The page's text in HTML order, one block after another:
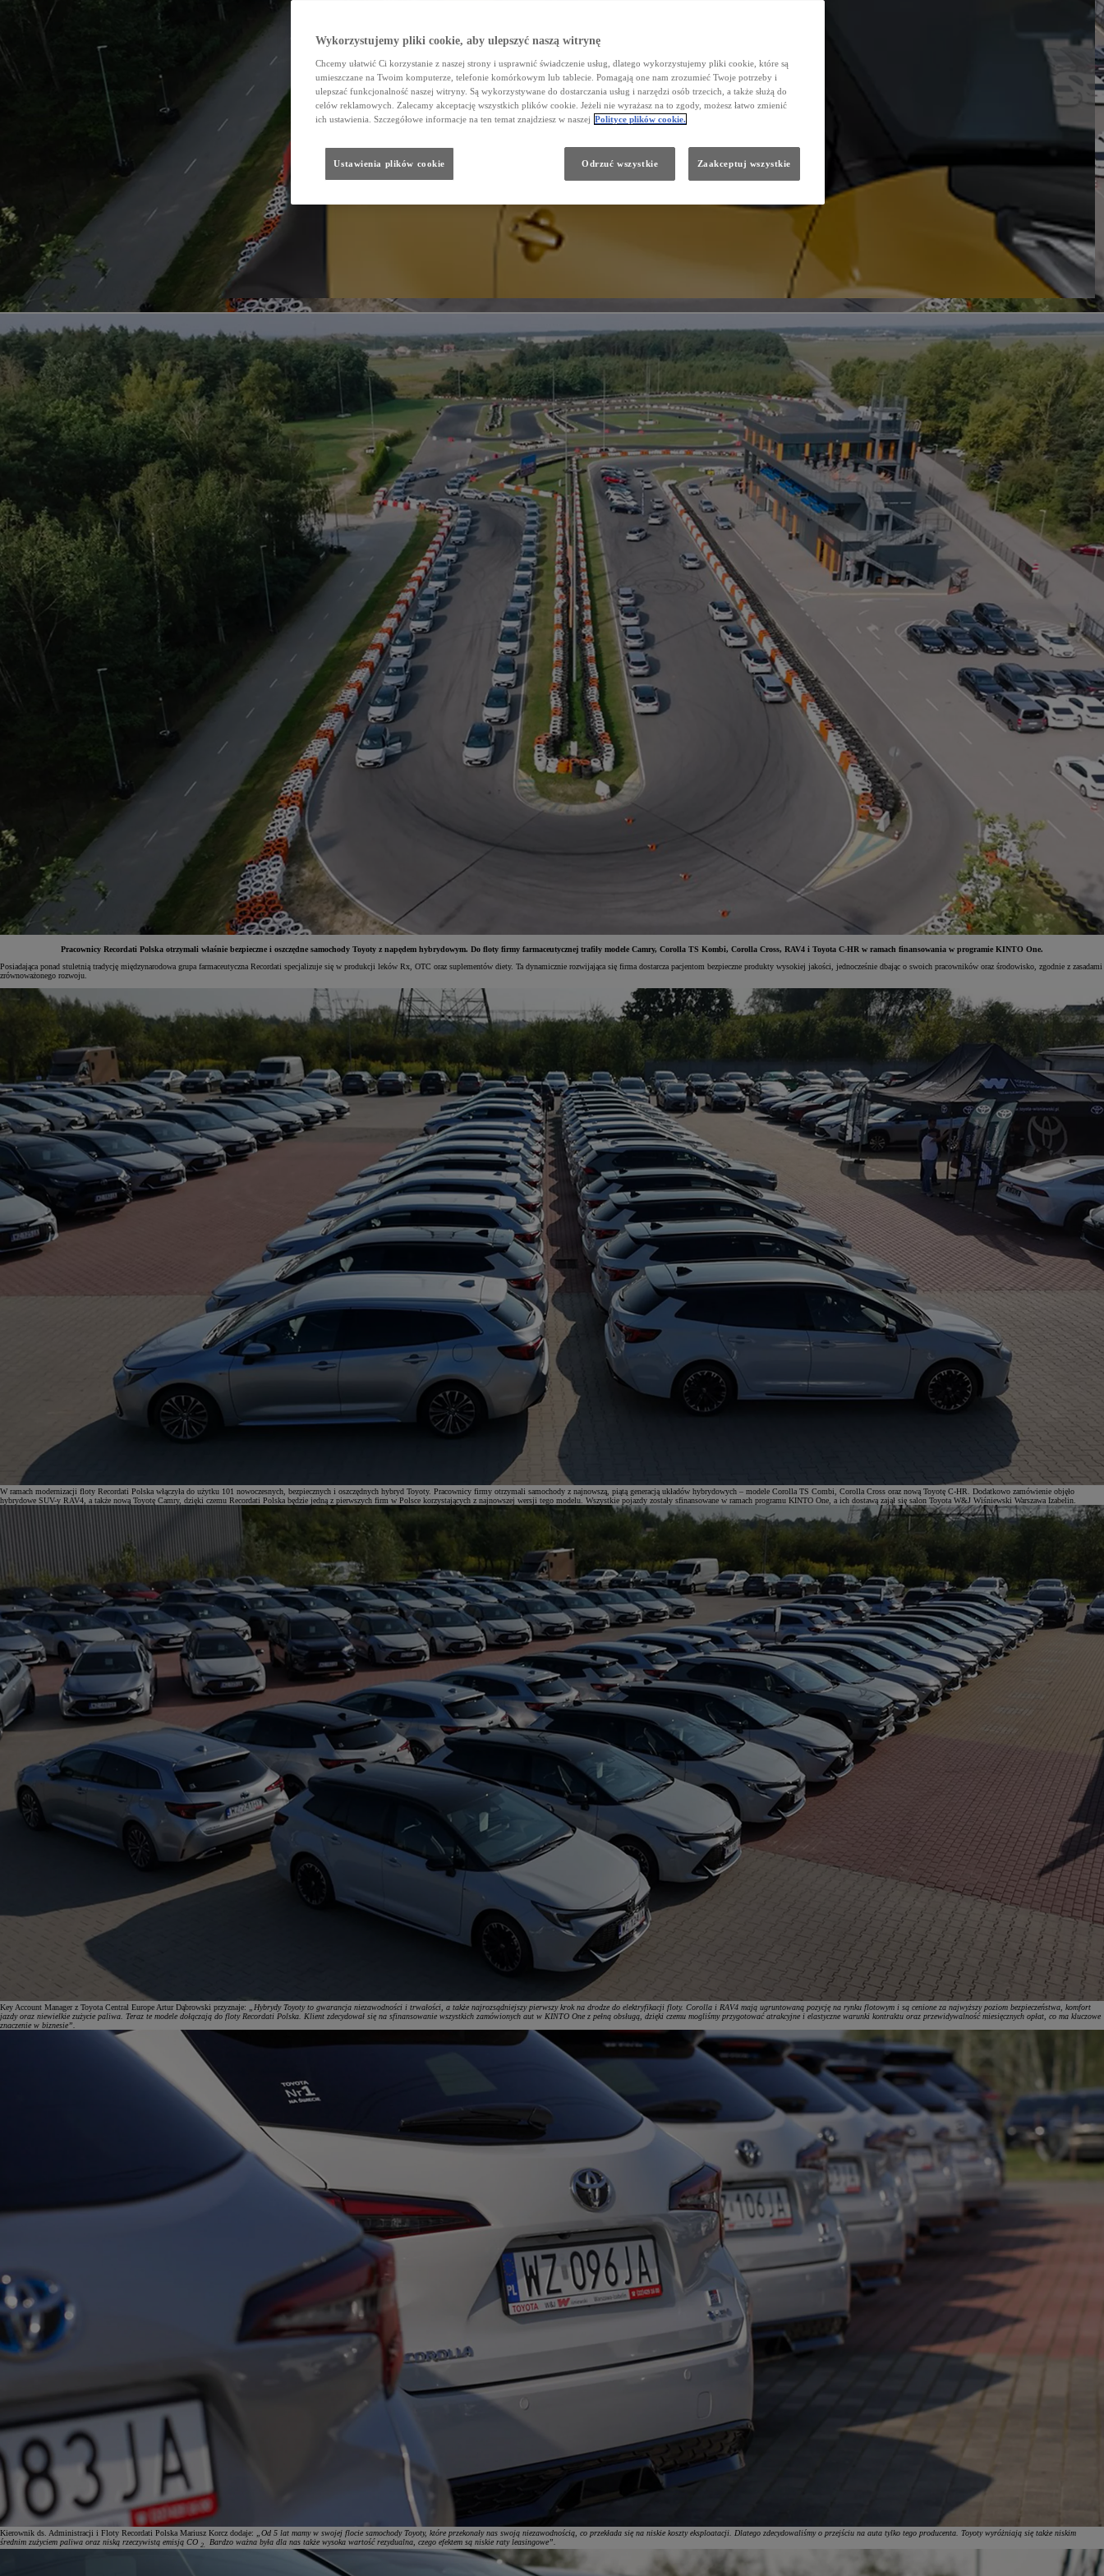
Od81 900 zł
Od
Corolla Hatchback
HYBRID
Pracownicy Recordati Polska otrzymali właśnie bezpieczne i oszczędne samochody Toyoty z napędem hybrydowym. Do floty firmy farmaceutycznej trafiły modele Camry, Corolla TS Kombi, Corolla Cross, RAV4 i Toyota C-HR w ramach finansowania w programie KINTO One.
Posiadająca ponad stuletnią tradycję międzynarodowa grupa farmaceutyczna Recordati specjalizuje się w produkcji leków Rx, OTC oraz suplementów diety. Ta dynamicznie rozwijająca się firma dostarcza pacjentom bezpieczne produkty wysokiej jakości, jednocześnie dbając o swoich pracowników oraz środowisko, zgodnie z zasadami
zrównoważonego rozwoju.
W ramach modernizacji floty Recordati Polska włączyła do użytku 101 nowoczesnych, bezpiecznych i oszczędnych hybryd Toyoty. Pracownicy firmy otrzymali samochody z najnowszą, piątą generacją układów hybrydowych – modele Corolla TS Combi, Corolla Cross oraz nową Toyotę C-HR. Dodatkowo zamówienie objęło
hybrydowe SUV-y RAV4, a także nową Toyotę Camry, dzięki czemu Recordati Polska będzie jedną z pierwszych firm w Polsce korzystających z najnowszej wersji tego modelu. Wszystkie pojazdy zostały sfinansowane w ramach programu KINTO One, a ich dostawą zajął się salon Toyota W&J Wiśniewski Warszawa Izabelin.
Key Account Manager z Toyota Central Europe Artur Dąbrowski przyznaje: „Hybrydy Toyoty to gwarancja niezawodności i trwałości, a także najrozsądniejszy pierwszy krok na drodze do elektryfikacji floty. Corolla i RAV4 mają ugruntowaną pozycję na rynku flotowym i są cenione za najwyższy poziom bezpieczeństwa, komfort
jazdy oraz niewielkie zużycie paliwa. Teraz te modele dołączają do floty Recordati Polska. Klient zdecydował się na sfinansowanie wszystkich zamówionych aut w KINTO One z pełną obsługą, dzięki czemu mogliśmy przygotować atrakcyjne i elastyczne warunki kontraktu oraz przewidywalność miesięcznych opłat, co ma kluczowe
znaczenie w biznesie”.
Kierownik ds. Administracji i Floty Recordati Polska Mariusz Korcz dodaje: „Od 5 lat mamy w swojej flocie samochody Toyoty, które przekonały nas swoją niezawodnością, co przekłada się na niskie koszty eksploatacji. Dlatego zdecydowaliśmy o przejściu na auta tylko tego producenta. Toyoty wyróżniają się także niskim
średnim zużyciem paliwa oraz niską rzeczywistą emisją CO 2. Bardzo ważna była dla nas także wysoka wartość rezydualna, czego efektem są niskie raty leasingowe”.
Wykorzystujemy pliki cookie, aby ulepszyć naszą witrynę
Chcemy ułatwić Ci korzystanie z naszej strony i usprawnić świadczenie usług, dlatego wykorzystujemy pliki cookie, które są
umieszczane na Twoim komputerze, telefonie komórkowym lub tablecie. Pomagają one nam zrozumieć Twoje potrzeby i
ulepszać funkcjonalność naszej witryny. Są wykorzystywane do dostarczania usług i narzędzi osób trzecich, a także służą do
celów reklamowych. Zalecamy akceptację wszystkich plików cookie. Jeżeli nie wyrażasz na to zgody, możesz łatwo zmienić
ich ustawienia. Szczegółowe informacje na ten temat znajdziesz w naszej Polityce plików cookie.
Ustawienia plików cookie Odrzuć wszystkie Zaakceptuj wszystkie